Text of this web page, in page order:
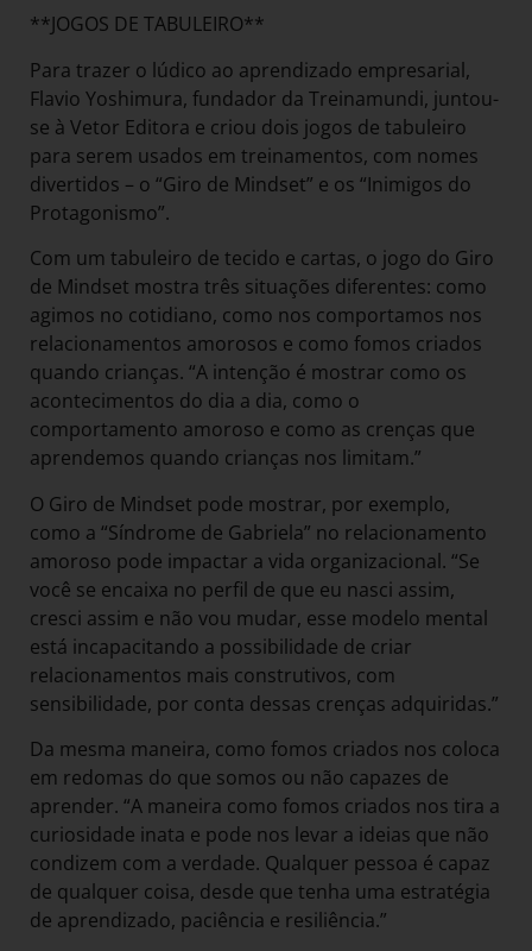
**JOGOS DE TABULEIRO**
Para trazer o lúdico ao aprendizado empresarial,
Flavio Yoshimura, fundador da Treinamundi, juntou-
se à Vetor Editora e criou dois jogos de tabuleiro
para serem usados em treinamentos, com nomes
divertidos – o “Giro de Mindset” e os “Inimigos do
Protagonismo”.
Com um tabuleiro de tecido e cartas, o jogo do Giro
de Mindset mostra três situações diferentes: como
agimos no cotidiano, como nos comportamos nos
relacionamentos amorosos e como fomos criados
quando crianças. “A intenção é mostrar como os
acontecimentos do dia a dia, como o
comportamento amoroso e como as crenças que
aprendemos quando crianças nos limitam.”
O Giro de Mindset pode mostrar, por exemplo,
como a “Síndrome de Gabriela” no relacionamento
amoroso pode impactar a vida organizacional. “Se
você se encaixa no perfil de que eu nasci assim,
cresci assim e não vou mudar, esse modelo mental
está incapacitando a possibilidade de criar
relacionamentos mais construtivos, com
sensibilidade, por conta dessas crenças adquiridas.”
Da mesma maneira, como fomos criados nos coloca
em redomas do que somos ou não capazes de
aprender. “A maneira como fomos criados nos tira a
curiosidade inata e pode nos levar a ideias que não
condizem com a verdade. Qualquer pessoa é capaz
de qualquer coisa, desde que tenha uma estratégia
de aprendizado, paciência e resiliência.”